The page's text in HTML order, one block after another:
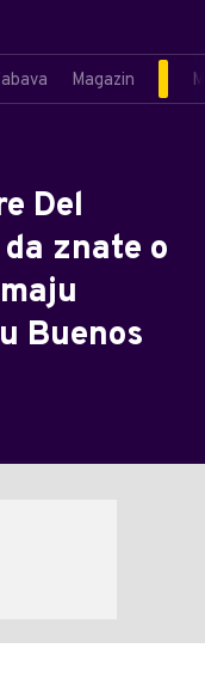
Magazin
Del
znate o
Buenos